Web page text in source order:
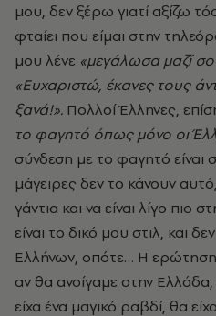
μου, δεν ξέρω γιατί αξίζω
φταίει που είμαι στην
μου λένε «μεγάλωσα μαζί
«Ευχαριστώ, έκανες τους
ξανά!». Πολλοί Έλληνες,
το φαγητό όπως μόνο οι
σύνδεση με το φαγητό είναι
μάγειρες δεν το κάνουν
γάντια και να είναι λίγο πιο
είναι το δικό μου στιλ, και
Ελλήνων, οπότε… Η ερώτηση
αν θα ανοίγαμε στην
είχα ένα μαγικό ραβδί, θα